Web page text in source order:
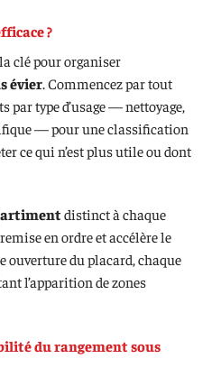
?
clé pour organiser
évier . Commencez par tout
par type d’usage — nettoyage,
— pour une classification
ce qui n’est plus utile ou dont
distinct à chaque
en ordre et accélère le
ouverture du placard, chaque
l’apparition de zones
du rangement sous